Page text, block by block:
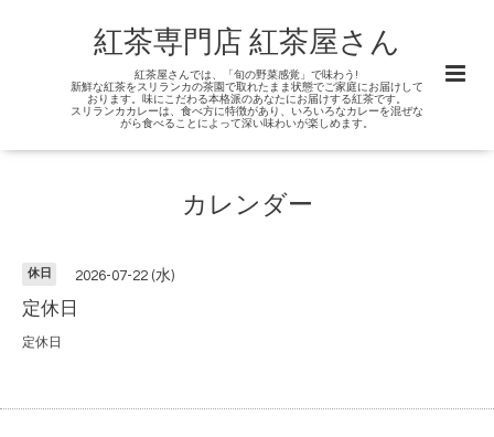
紅茶専門店 紅茶屋さん
紅茶屋さんでは、「旬の野菜感覚」で味わう!
新鮮な紅茶をスリランカの茶園で取れたまま状態でご家庭にお届けして
おります。味にこだわる本格派のあなたにお届けする紅茶です。
スリランカカレーは、食べ方に特徴があり、いろいろなカレーを混ぜな
がら食べることによって深い味わいが楽しめます。
カレンダー
休日 2026-07-22 (水)
定休日
定休日